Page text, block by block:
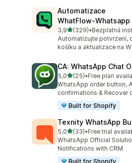
Automatizace
WhatFlow‑Whatsapp
3,9z 5 hvězd
(329)
Celkový počet recenzí:
•Bezplatná
Automatizujte potvrzení,
košíku a aktualizace na
CA: WhatsApp Chat
5,0z 5 hvězd
(25)
Celkový počet recenzí: 25
•Free plan
WhatsApp order button,
confirmations & Recover
Built for Shopify
Texnity WhatsApp
5,0z 5 hvězd
(33)
Celkový počet recenzí: 33
•Free trial
WhatsApp Official
Notifications with CRM
Built for Shopify